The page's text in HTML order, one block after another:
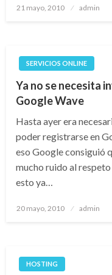
Publicado
21 mayo, 2010 admin
SERVICIOS ONLINE
Ya no se necesita
Google Wave
Hasta ayer era
poder registrarse en
eso Google consiguió
mucho ruido al
esto ya…
Publicado
20 mayo, 2010 admin
HOSTING